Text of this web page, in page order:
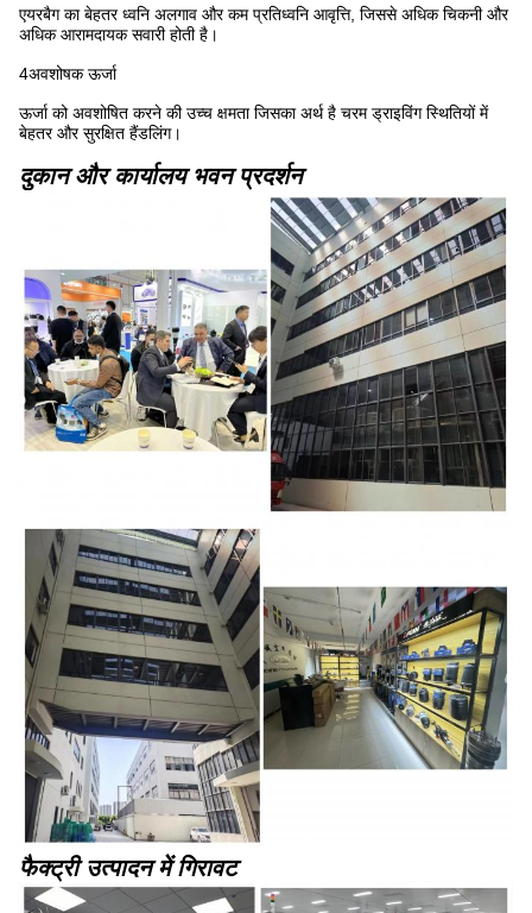
एयरबैग का बेहतर ध्वनि अलगाव और कम प्रतिध्वनि आवृत्ति, जिससे अधिक चिकनी और
अधिक आरामदायक सवारी होती है।
4अवशोषक ऊर्जा
ऊर्जा को अवशोषित करने की उच्च क्षमता जिसका अर्थ है चरम ड्राइविंग स्थितियों में
बेहतर और सुरक्षित हैंडलिंग।
दुकान और कार्यालय भवन प्रदर्शन
फैक्ट्री उत्पादन में गिरावट